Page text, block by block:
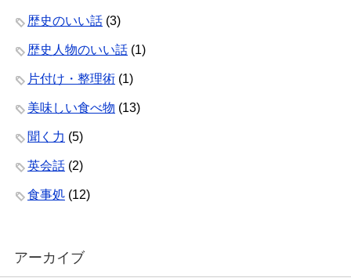
歴史のいい話 (3)
歴史人物のいい話 (1)
片付け・整理術 (1)
美味しい食べ物 (13)
聞く力 (5)
英会話 (2)
食事処 (12)
アーカイブ